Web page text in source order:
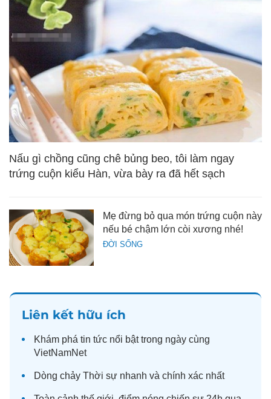
Nấu gì chồng cũng chê bủng beo, tôi làm ngay
trứng cuộn kiểu Hàn, vừa bày ra đã hết sạch
ĐỜI SỐNG
Mẹ đừng bỏ qua món trứng cuộn này
nếu bé chậm lớn còi xương nhé!
Liên kết hữu ích
Khám phá tin tức nổi bật trong ngày cùng
VietNamNet
Dòng chảy Thời sự nhanh và chính xác nhất